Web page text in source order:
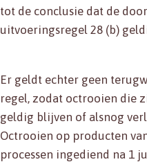
tot de conclusie dat de
uitvoeringsregel 28 (b)
Er geldt echter geen
regel, zodat octrooien die
geldig blijven of alsnog
Octrooien op producten
processen ingediend na 1